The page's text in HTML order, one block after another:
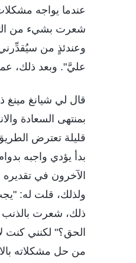
عندما يواجه
شعرت بشيء من
وعندئذٍ من
عليَّ". وبعد ذلك،
قال لي شيانغ مينغ
بمنتهى السعادة
قليلة تعترض
بدأ يؤدي واجبه
الآخرون في
ولذلك، قلت له:
ذلك، شعرت
الحق؟" لكنني كنت
من حل مشكلاته